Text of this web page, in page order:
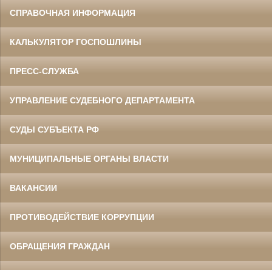
СПРАВОЧНАЯ ИНФОРМАЦИЯ
КАЛЬКУЛЯТОР ГОСПОШЛИНЫ
ПРЕСС-СЛУЖБА
УПРАВЛЕНИЕ СУДЕБНОГО ДЕПАРТАМЕНТА
СУДЫ СУБЪЕКТА РФ
МУНИЦИПАЛЬНЫЕ ОРГАНЫ ВЛАСТИ
ВАКАНСИИ
ПРОТИВОДЕЙСТВИЕ КОРРУПЦИИ
ОБРАЩЕНИЯ ГРАЖДАН